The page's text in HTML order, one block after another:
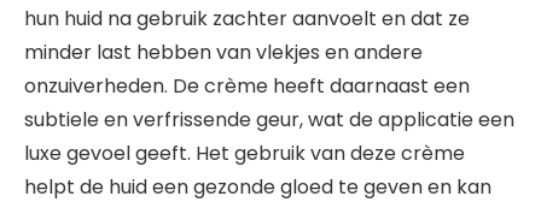
hun huid na gebruik zachter aanvoelt en dat ze
minder last hebben van vlekjes en andere
onzuiverheden. De crème heeft daarnaast een
subtiele en verfrissende geur, wat de applicatie een
luxe gevoel geeft. Het gebruik van deze crème
helpt de huid een gezonde gloed te geven en kan